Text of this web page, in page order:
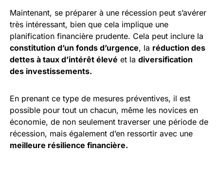
Maintenant, se préparer à une récession peut s’avérer
très intéressant, bien que cela implique une
planification financière prudente. Cela peut inclure la
constitution d’un fonds d’urgence, la réduction des
dettes à taux d’intérêt élevé et la diversification
des investissements.
En prenant ce type de mesures préventives, il est
possible pour tout un chacun, même les novices en
économie, de non seulement traverser une période de
récession, mais également d’en ressortir avec une
meilleure résilience financière.